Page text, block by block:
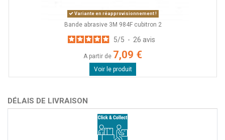
Variante en réapprovisionnement !
Bande abrasive 3M 984F cubitron 2
5/5 - 26 avis
A partir de 7,09 €
Voir le produit
DÉLAIS DE LIVRAISON